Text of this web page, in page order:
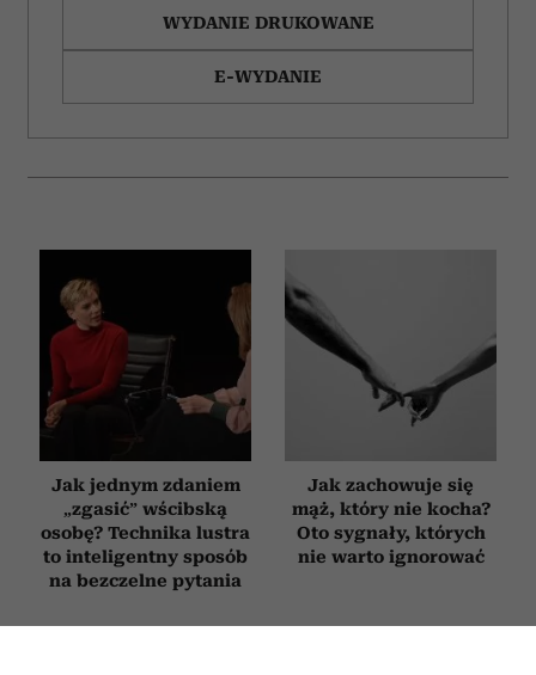
WYDANIE DRUKOWANE
E-WYDANIE
Jak jednym zdaniem
„zgasić” wścibską
osobę? Technika lustra
to inteligentny sposób
na bezczelne pytania
Jak zachowuje się
mąż, który nie kocha?
Oto sygnały, których
nie warto ignorować